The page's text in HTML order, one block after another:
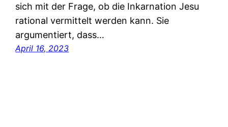
sich mit der Frage, ob die Inkarnation Jesu
rational vermittelt werden kann. Sie
argumentiert, dass…
April 16, 2023